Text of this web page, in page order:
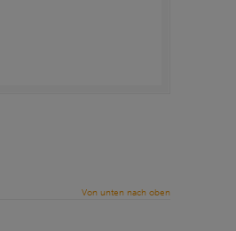
Von unten nach oben